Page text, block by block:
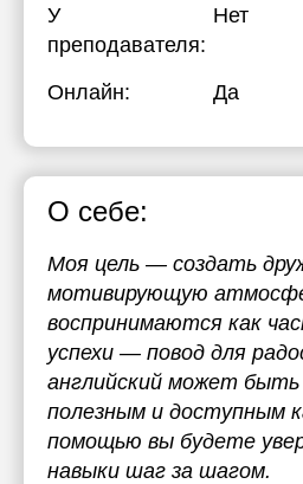
У
преподавателя:
Нет
Онлайн: Да
О себе:
Моя цель — создать
мотивирующую
воспринимаются как
успехи — повод для
английский может
полезным и доступным
помощью вы будете
навыки шаг за шагом.